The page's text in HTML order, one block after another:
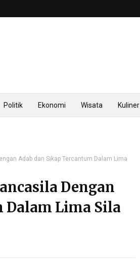
Politik Ekonomi Wisata Kuliner
Adab dan Sikap Tercantum Dalam Lima
Dengan
Dalam Lima Sila